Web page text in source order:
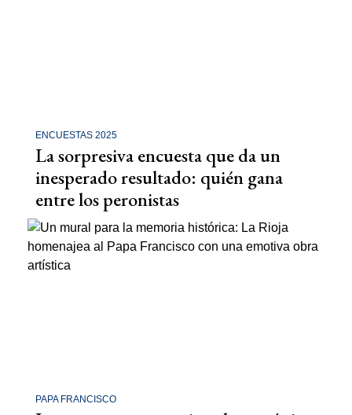
ENCUESTAS 2025
La sorpresiva encuesta que da un
inesperado resultado: quién gana
entre los peronistas
PAPA FRANCISCO